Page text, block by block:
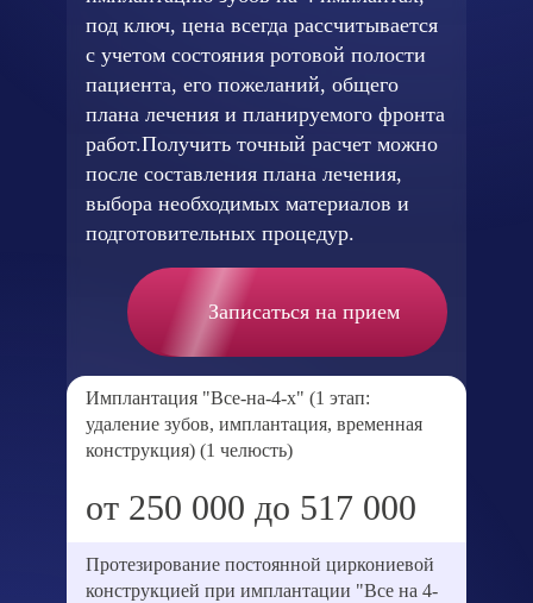
под ключ, цена всегда рассчитывается
с учетом состояния ротовой полости
пациента, его пожеланий, общего
плана лечения и планируемого фронта
работ.Получить точный расчет можно
после составления плана лечения,
выбора необходимых материалов и
подготовительных процедур.
Записаться на прием
Имплантация "Все-на-4-х" (1 этап:
удаление зубов, имплантация, временная
конструкция) (1 челюсть)
от 250 000 до 517 000
Протезирование постоянной циркониевой
конструкцией при имплантации "Все на 4-